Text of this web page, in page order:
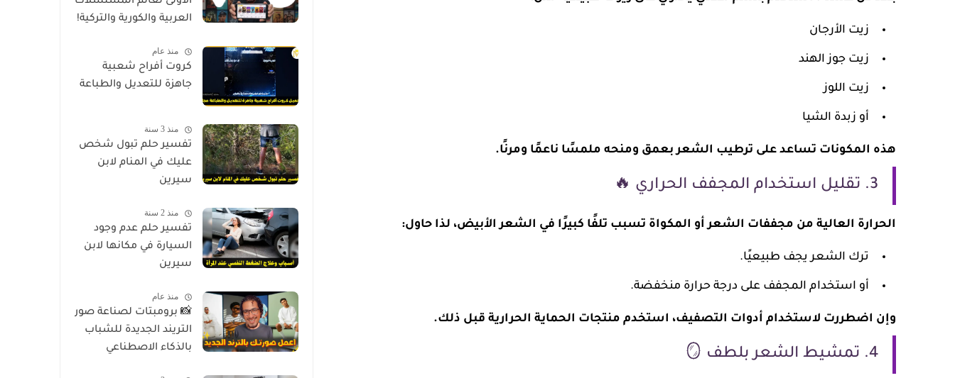
زيت الأرجان
زيت جوز الهند
زيت اللوز
أو زبدة الشيا
هذه المكونات تساعد على ترطيب الشعر بعمق ومنحه ملمسًا ناعمًا ومرنًا.
3. تقليل استخدام المجفف الحراري 🔥
الحرارة العالية من مجففات الشعر أو المكواة تسبب تلفًا كبيرًا في الشعر الأبيض، لذا حاول:
ترك الشعر يجف طبيعيًا.
أو استخدام المجفف على درجة حرارة منخفضة.
وإن اضطررت لاستخدام أدوات التصفيف، استخدم منتجات الحماية الحرارية قبل ذلك.
4. تمشيط الشعر بلطف 🪞
العربية والكورية والتركية!
منذ عام
كروت أفراح شعبية
جاهزة للتعديل والطباعة
منذ 3 سنة
تفسير حلم تبول شخص
عليك في المنام لابن
سيرين
منذ 2 سنة
تفسير حلم عدم وجود
السيارة في مكانها لابن
سيرين
منذ عام
📸 برومبتات لصناعة صور
التريند الجديدة للشباب
بالذكاء الاصطناعي